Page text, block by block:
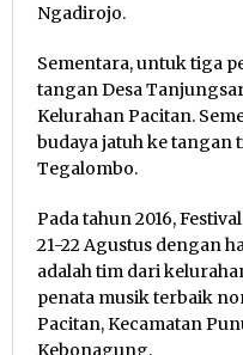
Ngadirojo.
Sementara, untuk tiga
tangan Desa
Kelurahan Pacitan.
budaya jatuh ke tangan
Tegalombo.
Pada tahun 2016,
21-22 Agustus dengan
adalah tim dari
penata musik terbaik
Pacitan, Kecamatan